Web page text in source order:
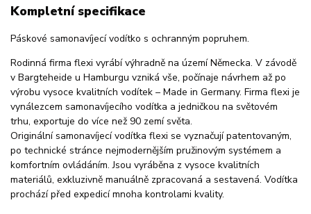
Kompletní specifikace
Páskové samonavíjecí vodítko s ochranným popruhem.
Rodinná firma flexi vyrábí výhradně na území Německa. V závodě
v Bargteheide u Hamburgu vzniká vše, počínaje návrhem až po
výrobu vysoce kvalitních vodítek – Made in Germany. Firma flexi je
vynálezcem samonavíjecího vodítka a jedničkou na světovém
trhu, exportuje do více než 90 zemí světa.
Originální samonavíjecí vodítka flexi se vyznačují patentovaným,
po technické stránce nejmodernějším pružinovým systémem a
komfortním ovládáním. Jsou vyráběna z vysoce kvalitních
materiálů, exkluzivně manuálně zpracovaná a sestavená. Vodítka
prochází před expedicí mnoha kontrolami kvality.